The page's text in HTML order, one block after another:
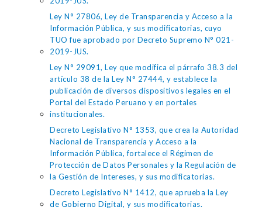
Ley N° 27806, Ley de Transparencia y Acceso a la
Información Pública, y sus modificatorias, cuyo
TUO fue aprobado por Decreto Supremo N° 021-
2019-JUS.
Ley N° 29091, Ley que modifica el párrafo 38.3 del
artículo 38 de la Ley N° 27444, y establece la
publicación de diversos dispositivos legales en el
Portal del Estado Peruano y en portales
institucionales.
Decreto Legislativo N° 1353, que crea la Autoridad
Nacional de Transparencia y Acceso a la
Información Pública, fortalece el Régimen de
Protección de Datos Personales y la Regulación de
la Gestión de Intereses, y sus modificatorias.
Decreto Legislativo N° 1412, que aprueba la Ley
de Gobierno Digital, y sus modificatorias.